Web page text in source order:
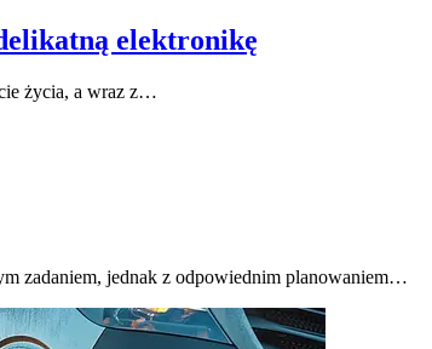
elektronikę
życia, a wraz z…
zadaniem, jednak z odpowiednim planowaniem…